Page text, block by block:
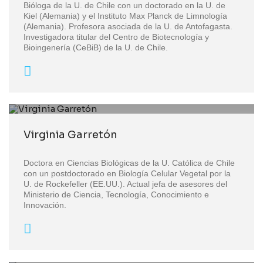
Bióloga de la U. de Chile con un doctorado en la U. de
Kiel (Alemania) y el Instituto Max Planck de Limnología
(Alemania). Profesora asociada de la U. de Antofagasta.
Investigadora titular del Centro de Biotecnología y
Bioingenería (CeBiB) de la U. de Chile.
Virginia Garretón
Doctora en Ciencias Biológicas de la U. Católica de Chile
con un postdoctorado en Biología Celular Vegetal por la
U. de Rockefeller (EE.UU.). Actual jefa de asesores del
Ministerio de Ciencia, Tecnología, Conocimiento e
Innovación.